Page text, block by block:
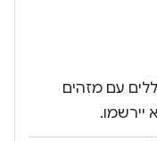
עם מזהים
יירשמו.